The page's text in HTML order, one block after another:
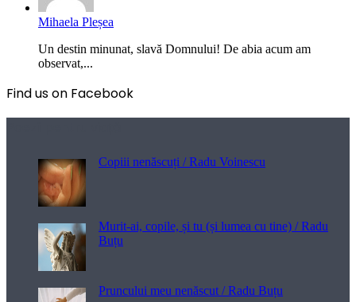
Mihaela Pleșea
Un destin minunat, slavă Domnului! De abia acum am
observat,...
Find us on Facebook
Copiii nenăscuți / Radu Voinescu
Murit-ai, copile, și tu (și lumea cu tine) / Radu
Buțu
Pruncului meu nenăscut / Radu Buțu